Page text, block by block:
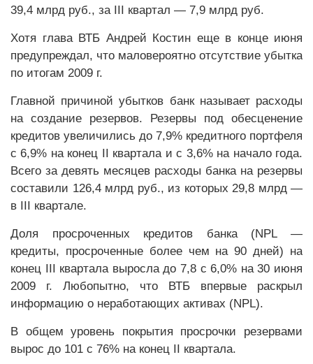
39,4 млрд руб., за III квартал — 7,9 млрд руб.
Хотя глава ВТБ Андрей Костин еще в конце июня
предупреждал, что маловероятно отсутствие убытка
по итогам 2009 г.
Главной причиной убытков банк называет расходы
на создание резервов. Резервы под обесценение
кредитов увеличились до 7,9% кредитного портфеля
с 6,9% на конец II квартала и с 3,6% на начало года.
Всего за девять месяцев расходы банка на резервы
составили 126,4 млрд руб., из которых 29,8 млрд —
в III квартале.
Доля просроченных кредитов банка (NPL —
кредиты, просроченные более чем на 90 дней) на
конец III квартала выросла до 7,8 с 6,0% на 30 июня
2009 г. Любопытно, что ВТБ впервые раскрыл
информацию о неработающих активах (NPL).
В общем уровень покрытия просрочки резервами
вырос до 101 с 76% на конец II квартала.